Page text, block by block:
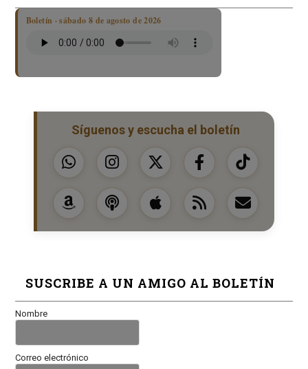
Boletín · sábado 8 de agosto de 2026
Síguenos y escucha el boletín
SUSCRIBE A UN AMIGO AL BOLETÍN
Nombre
Correo electrónico